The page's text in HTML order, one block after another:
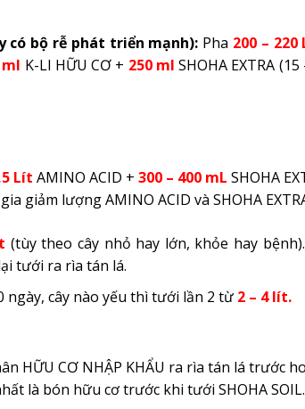
có bộ rễ phát triển mạnh): Pha 200 – 220
ml K-LI HỮU CƠ + 250 ml SHOHA EXTRA
Lít AMINO ACID + 300 – 400 mL SHOHA
giảm lượng AMINO ACID và SHOHA
(tùy theo cây nhỏ hay lớn, khỏe hay
tưới ra rìa tán lá.
ngày, cây nào yếu thì tưới lần 2 từ 2 – 4 lít.
HỮU CƠ NHẬP KHẨU ra rìa tán lá trước
là bón hữu cơ trước khi tưới SHOHA SOIL.